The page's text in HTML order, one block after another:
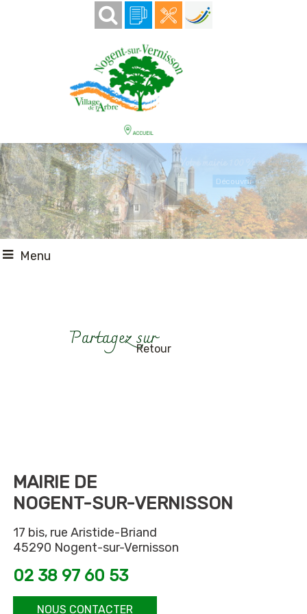
Votre mairie 100 % en ligne
Découvrir
Menu
Retour
MAIRIE DE
NOGENT-SUR-VERNISSON
17 bis, rue Aristide-Briand
45290 Nogent-sur-Vernisson
02 38 97 60 53
NOUS CONTACTER